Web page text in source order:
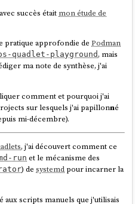
succès était mon étude de
pratique approfondie dePodman
quadlet-playground, mais
ma note de synthèse, j'ai
comment et pourquoi j'ai
sur lesquels j'ai papillonné
mi-décembre).
, j'ai découvert comment ce
run et le mécanisme des
) desystemd pour incarner la
aux scripts manuels que j'utilisais